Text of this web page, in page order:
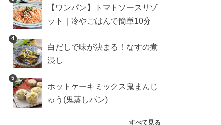
【ワンパン】トマトソースリゾ
ット｜冷やごはんで簡単10分
4
白だしで味が決まる！なすの煮
浸し
5
ホットケーキミックス鬼まんじ
ゅう(鬼蒸しパン)
すべて見る